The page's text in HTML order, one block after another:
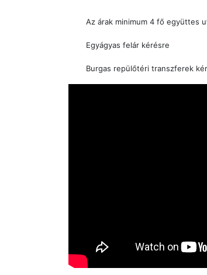
Az árak minimum 4 fő együttes
Egyágyas felár kérésre
Burgas repülőtéri transzferek